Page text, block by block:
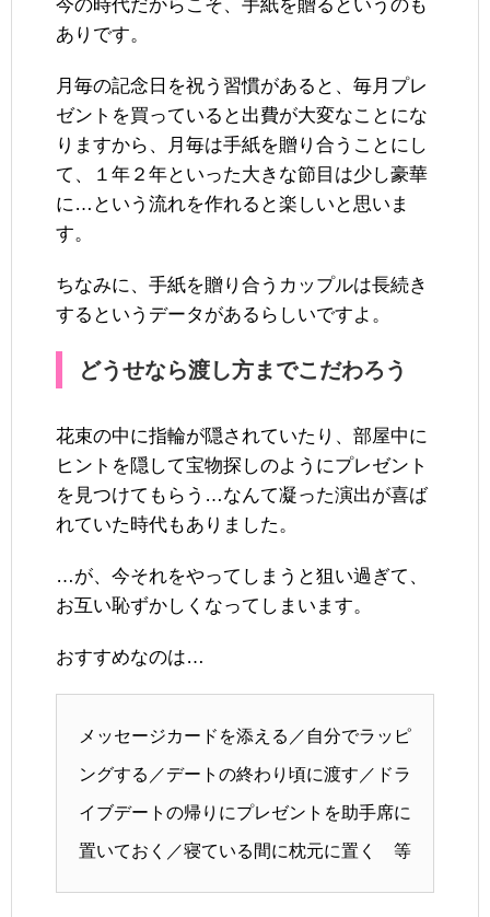
今の時代だからこそ、手紙を贈るというのも
ありです。
月毎の記念日を祝う習慣があると、毎月プレ
ゼントを買っていると出費が大変なことにな
りますから、月毎は手紙を贈り合うことにし
て、１年２年といった大きな節目は少し豪華
に…という流れを作れると楽しいと思いま
す。
ちなみに、手紙を贈り合うカップルは長続き
するというデータがあるらしいですよ。
どうせなら渡し方までこだわろう
花束の中に指輪が隠されていたり、部屋中に
ヒントを隠して宝物探しのようにプレゼント
を見つけてもらう…なんて凝った演出が喜ば
れていた時代もありました。
…が、今それをやってしまうと狙い過ぎて、
お互い恥ずかしくなってしまいます。
おすすめなのは…
メッセージカードを添える／自分でラッピ
ングする／デートの終わり頃に渡す／ドラ
イブデートの帰りにプレゼントを助手席に
置いておく／寝ている間に枕元に置く 等